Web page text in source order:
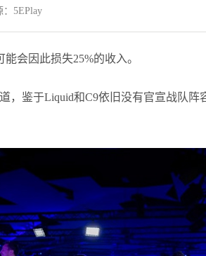
：5EPlay
会因此损失25%的收入。
鉴于Liquid和C9依旧没有官宣战队阵